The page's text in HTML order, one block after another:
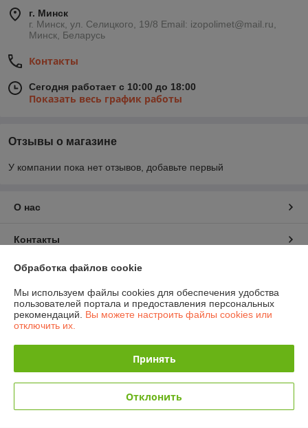
г. Минск
г. Минск, ул. Селицкого, 19/8 Email: izopolimet@mail.ru,
Минск, Беларусь
Контакты
Сегодня работает с 10:00 до 18:00
Показать весь график работы
Отзывы о магазине
У компании пока нет отзывов, добавьте первый
О нас
Контакты
Доставка и оплата
График работы
Политика обработки cookies
Сайт создан на платформе Deal.by
Обработка файлов cookie
Мы используем файлы cookies для обеспечения удобства
пользователей портала и предоставления персональных
рекомендаций. Вы можете настроить файлы cookies или
отключить их.
Принять
Отклонить